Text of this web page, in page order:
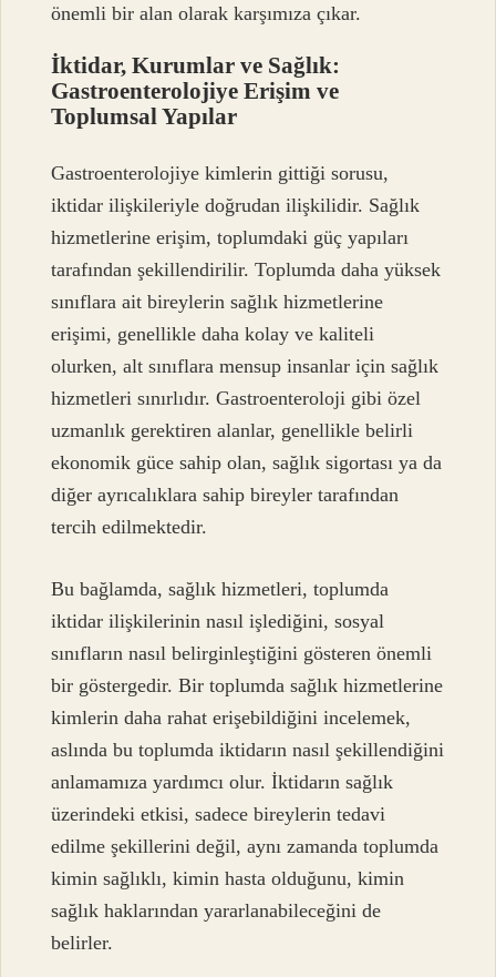
önemli bir alan olarak karşımıza çıkar.
İktidar, Kurumlar ve Sağlık:
Gastroenterolojiye Erişim ve
Toplumsal Yapılar
Gastroenterolojiye kimlerin gittiği sorusu,
iktidar ilişkileriyle doğrudan ilişkilidir. Sağlık
hizmetlerine erişim, toplumdaki güç yapıları
tarafından şekillendirilir. Toplumda daha yüksek
sınıflara ait bireylerin sağlık hizmetlerine
erişimi, genellikle daha kolay ve kaliteli
olurken, alt sınıflara mensup insanlar için sağlık
hizmetleri sınırlıdır. Gastroenteroloji gibi özel
uzmanlık gerektiren alanlar, genellikle belirli
ekonomik güce sahip olan, sağlık sigortası ya da
diğer ayrıcalıklara sahip bireyler tarafından
tercih edilmektedir.
Bu bağlamda, sağlık hizmetleri, toplumda
iktidar ilişkilerinin nasıl işlediğini, sosyal
sınıfların nasıl belirginleştiğini gösteren önemli
bir göstergedir. Bir toplumda sağlık hizmetlerine
kimlerin daha rahat erişebildiğini incelemek,
aslında bu toplumda iktidarın nasıl şekillendiğini
anlamamıza yardımcı olur. İktidarın sağlık
üzerindeki etkisi, sadece bireylerin tedavi
edilme şekillerini değil, aynı zamanda toplumda
kimin sağlıklı, kimin hasta olduğunu, kimin
sağlık haklarından yararlanabileceğini de
belirler.